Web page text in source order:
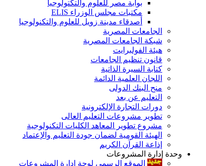
بوابة مصر للعلوم والتكتولوجيا
مكتبات مجلس الوزراء ELIS
أصدقاء مدينة زويل للعلوم والتكنولوجيا
الجامعات المصرية
شبكة الجامعات المصرية
هيئة الفولبرايت
قانون تنظيم الجامعات
كتابة السيرة الذاتية
اللجان العلمية الدائمة
منح البنك الدولى
التعليم عن بعد
دورات التجارة الإلكترونية
تطوير مشروعات التعليم العالى
مشروع تطوير المعاهد الكليات التكنولوجية
الهيئة القومية لضمان جودة التعليم والإعتماد
إذاعة القرآن الكريم
وحدة إدارة المشروعات
الموقع الرسمى لوحة إدارة المشروعات